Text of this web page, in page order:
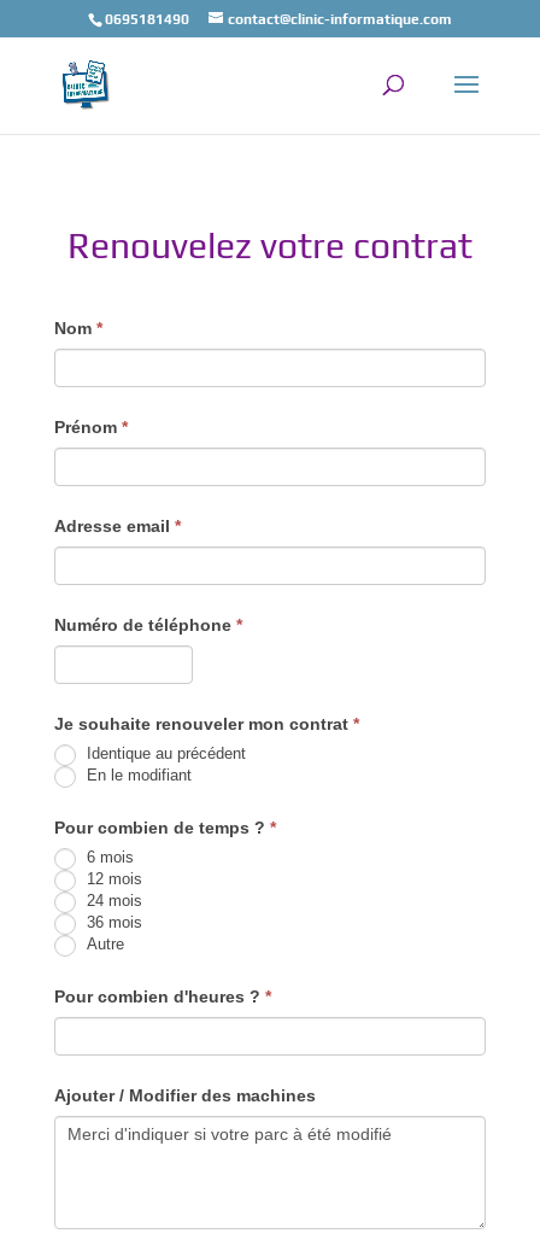
0695181490 contact@clinic-informatique.com
Renouvelez votre contrat
Nom *
Prénom *
Adresse email *
Numéro de téléphone *
Je souhaite renouveler mon contrat *
Identique au précédent
En le modifiant
Pour combien de temps ? *
6 mois
12 mois
24 mois
36 mois
Autre
Pour combien d'heures ? *
Ajouter / Modifier des machines